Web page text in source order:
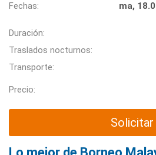
Fechas:
ma,
Duración:
Traslados nocturnos:
Transporte:
Precio:
Solicitar